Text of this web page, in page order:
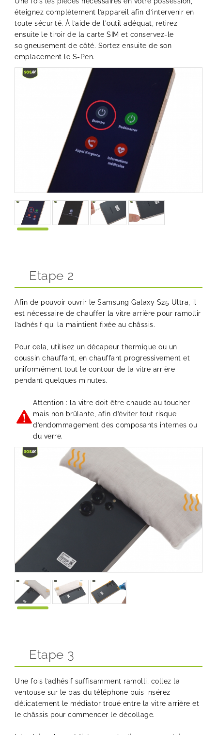
éteignez complètement l’appareil afin d’intervenir en
toute sécurité. À l’aide de l'outil adéquat, retirez
ensuite le tiroir de la carte SIM et conservez-le
soigneusement de côté. Sortez ensuite de son
emplacement le S-Pen.
Etape 2
Afin de pouvoir ouvrir le Samsung Galaxy S25 Ultra, il
est nécessaire de chauffer la vitre arrière pour ramollir
l’adhésif qui la maintient fixée au châssis.
Pour cela, utilisez un décapeur thermique ou un
coussin chauffant, en chauffant progressivement et
uniformément tout le contour de la vitre arrière
pendant quelques minutes.
Attention : la vitre doit être chaude au toucher
mais non brûlante, afin d’éviter tout risque
d’endommagement des composants internes ou
du verre.
Etape 3
Une fois l’adhésif suffisamment ramolli, collez la
ventouse sur le bas du téléphone puis insérez
délicatement le médiator troué entre la vitre arrière et
le châssis pour commencer le décollage.